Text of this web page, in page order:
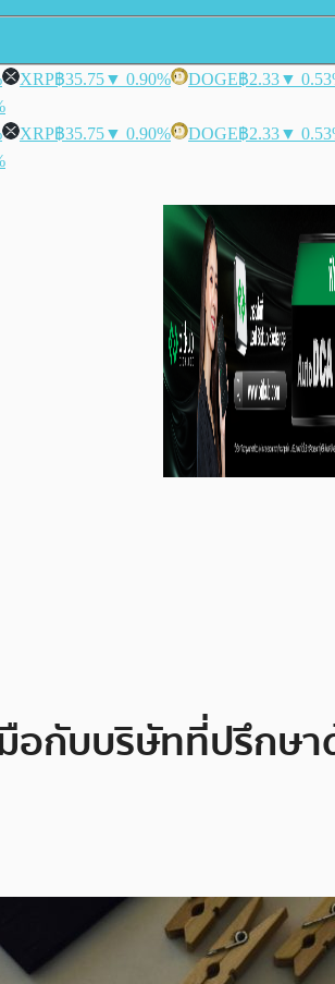
XRP฿35.75▼ 0.90% DOGE฿2.33▼
XRP฿35.75▼ 0.90% DOGE฿2.33▼
อกับบริษัทที่ปรึกษ